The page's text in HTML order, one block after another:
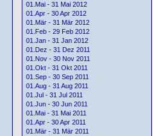
01.Mai - 31 Mai 2012
01.Apr - 30 Apr 2012
01.Mär - 31 Mär 2012
01.Feb - 29 Feb 2012
01.Jan - 31 Jan 2012
01.Dez - 31 Dez 2011
01.Nov - 30 Nov 2011
01.Okt - 31 Okt 2011
01.Sep - 30 Sep 2011
01.Aug - 31 Aug 2011
01.Jul - 31 Jul 2011
01.Jun - 30 Jun 2011
01.Mai - 31 Mai 2011
01.Apr - 30 Apr 2011
01.Mär - 31 Mär 2011